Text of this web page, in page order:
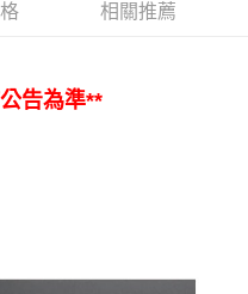
相關推薦
告為準**